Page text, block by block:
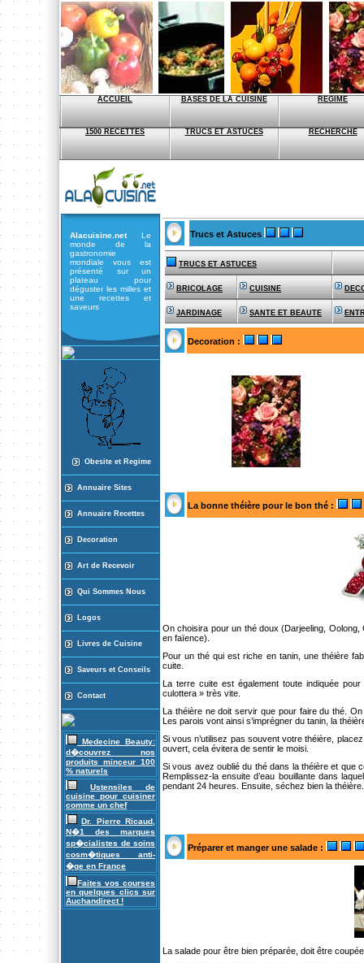
ACCUEIL BASES DE LA CUISINE REGIME
1500 RECETTES TRUCS ET ASTUCES RECHERCHE
Alacuisine.netLe
monde de la
gastronomie
mondiale vous est
présenté sur un
plateau pour
déguster les milles et
une recettes et
saveurs
Obesite et Regime
Annuaire Sites
Annuaire Recettes
Decoration
Art de Recevoir
Qui Sommes Nous
Logos
Livres de Cuisine
Saveurs et Conseils
Contact
Medecine Beauty:
d�couvrez nos
produits minceur 100
% naturels
Ustensiles de
cuisine pour cuisiner
comme un chef
Dr. Pierre Ricaud,
N�1 des marques
sp�cialistes de soins
cosm�tiques anti-
�ge en France
Faites vos courses
en quelques clics sur
Auchandirect !
Trucs et Astuces
TRUCS ET ASTUCES
BRICOLAGE CUISINE
JARDINAGE SANTE ET BEAUTE
Decoration :
La bonne théière pour le bon thé :
On choisira pour un thé doux (Darjeeling,
en faïence).
Pour un thé qui est riche en tanin, une théière
cuite.
La terre cuite est également toute indiquée
culottera » très vite.
La théière ne doit servir que pour faire du thé.
Les parois vont ainsi s’imprégner du tanin, la
Si vous n’utilisez pas souvent votre théière,
ouvert, cela évitera de sentir le moisi.
Si vous avez oublié du thé dans la théière et que
Remplissez-la ensuite d’eau bouillante dans
pendant 24 heures. Ensuite, séchez bien la théière.
Préparer et manger une salade :
La salade pour être bien préparée, doit être